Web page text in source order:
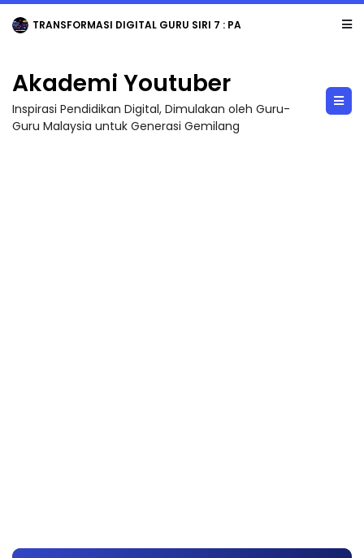
TRANSFORMASI DIGITAL GURU SIRI 7 : PAHLAWAN DIGITAL PENYELAMAT DUNIA
Akademi Youtuber
Inspirasi Pendidikan Digital, Dimulakan oleh Guru-
Guru Malaysia untuk Generasi Gemilang
PERKONGSIAN